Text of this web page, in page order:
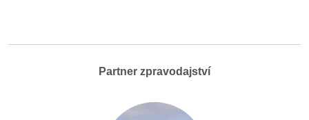
Partner zpravodajství